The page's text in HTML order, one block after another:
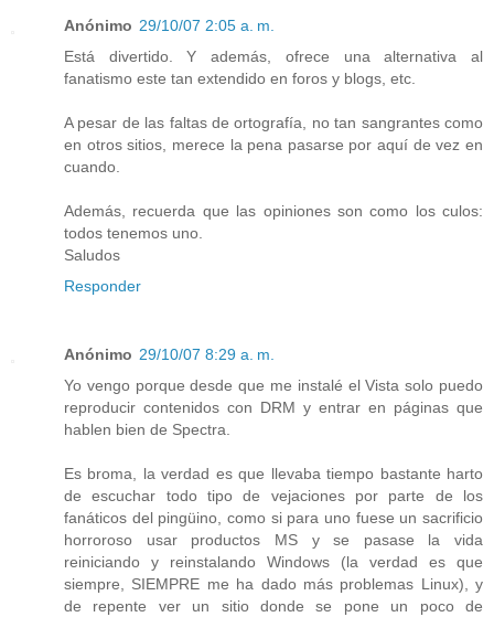
Anónimo 29/10/07 2:05 a. m.
Está divertido. Y además, ofrece una alternativa al
fanatismo este tan extendido en foros y blogs, etc.
A pesar de las faltas de ortografía, no tan sangrantes como
en otros sitios, merece la pena pasarse por aquí de vez en
cuando.
Además, recuerda que las opiniones son como los culos:
todos tenemos uno.
Saludos
Responder
Anónimo 29/10/07 8:29 a. m.
Yo vengo porque desde que me instalé el Vista solo puedo
reproducir contenidos con DRM y entrar en páginas que
hablen bien de Spectra.
Es broma, la verdad es que llevaba tiempo bastante harto
de escuchar todo tipo de vejaciones por parte de los
fanáticos del pingüino, como si para uno fuese un sacrificio
horroroso usar productos MS y se pasase la vida
reiniciando y reinstalando Windows (la verdad es que
siempre, SIEMPRE me ha dado más problemas Linux), y
de repente ver un sitio donde se pone un poco de